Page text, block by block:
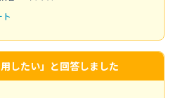
したい」と回答しました